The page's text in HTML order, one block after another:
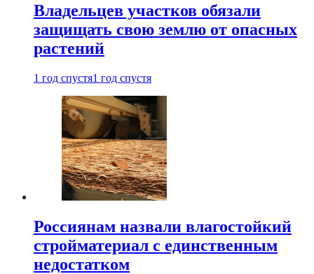
Владельцев участков обязали
защищать свою землю от опасных
растений
1 год спустя1 год спустя
Россиянам назвали влагостойкий
стройматериал с единственным
недостатком